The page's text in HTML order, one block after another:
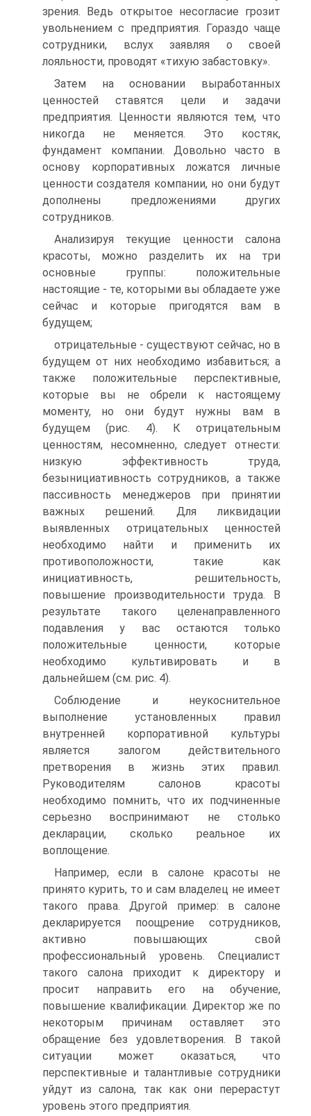
зрения. Ведь открытое несогласие грозит
увольнением с предприятия. Гораздо чаще
сотрудники, вслух заявляя о своей
лояльности, проводят «тихую забастовку».
Затем на основании выработанных
ценностей ставятся цели и задачи
предприятия. Ценности являются тем, что
никогда не меняется. Это костяк,
фундамент компании. Довольно часто в
основу корпоративных ложатся личные
ценности создателя компании, но они будут
дополнены предложениями других
сотрудников.
Анализируя текущие ценности салона
красоты, можно разделить их на три
основные группы: положительные
настоящие - те, которыми вы обладаете уже
сейчас и которые пригодятся вам в
будущем;
отрицательные - существуют сейчас, но в
будущем от них необходимо избавиться; а
также положительные перспективные,
которые вы не обрели к настоящему
моменту, но они будут нужны вам в
будущем (рис. 4). К отрицательным
ценностям, несомненно, следует отнести:
низкую эффективность труда,
безынициативность сотрудников, а также
пассивность менеджеров при принятии
важных решений. Для ликвидации
выявленных отрицательных ценностей
необходимо найти и применить их
противоположности, такие как
инициативность, решительность,
повышение производительности труда. В
результате такого целенаправленного
подавления у вас остаются только
положительные ценности, которые
необходимо культивировать и в
дальнейшем (см. рис. 4).
Соблюдение и неукоснительное
выполнение установленных правил
внутренней корпоративной культуры
является залогом действительного
претворения в жизнь этих правил.
Руководителям салонов красоты
необходимо помнить, что их подчиненные
серьезно воспринимают не столько
декларации, сколько реальное их
воплощение.
Например, если в салоне красоты не
принято курить, то и сам владелец не имеет
такого права. Другой пример: в салоне
декларируется поощрение сотрудников,
активно повышающих свой
профессиональный уровень. Специалист
такого салона приходит к директору и
просит направить его на обучение,
повышение квалификации. Директор же по
некоторым причинам оставляет это
обращение без удовлетворения. В такой
ситуации может оказаться, что
перспективные и талантливые сотрудники
уйдут из салона, так как они перерастут
уровень этого предприятия.